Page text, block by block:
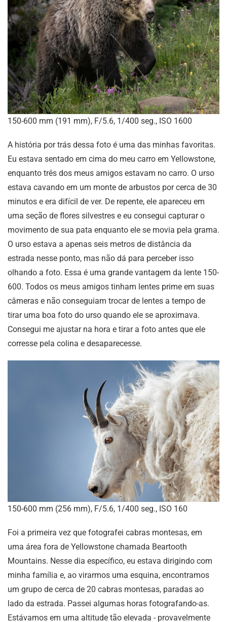
150-600 mm (191 mm), F/5.6, 1/400 seg., ISO 1600
A história por trás dessa foto é uma das minhas favoritas.
Eu estava sentado em cima do meu carro em Yellowstone,
enquanto três dos meus amigos estavam no carro. O urso
estava cavando em um monte de arbustos por cerca de 30
minutos e era difícil de ver. De repente, ele apareceu em
uma seção de flores silvestres e eu consegui capturar o
movimento de sua pata enquanto ele se movia pela grama.
O urso estava a apenas seis metros de distância da
estrada nesse ponto, mas não dá para perceber isso
olhando a foto. Essa é uma grande vantagem da lente 150-
600. Todos os meus amigos tinham lentes prime em suas
câmeras e não conseguiam trocar de lentes a tempo de
tirar uma boa foto do urso quando ele se aproximava.
Consegui me ajustar na hora e tirar a foto antes que ele
corresse pela colina e desaparecesse.
150-600 mm (256 mm), F/5.6, 1/400 seg., ISO 160
Foi a primeira vez que fotografei cabras montesas, em
uma área fora de Yellowstone chamada Beartooth
Mountains. Nesse dia específico, eu estava dirigindo com
minha família e, ao virarmos uma esquina, encontramos
um grupo de cerca de 20 cabras montesas, paradas ao
lado da estrada. Passei algumas horas fotografando-as.
Estávamos em uma altitude tão elevada - provavelmente